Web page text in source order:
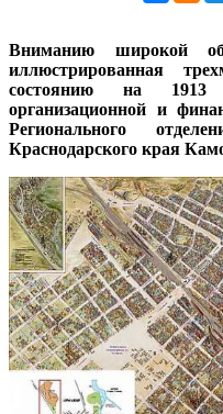
Вниманию широкой
иллюстрированная
состоянию на 1913
организационной и
Регионального
Краснодарского края